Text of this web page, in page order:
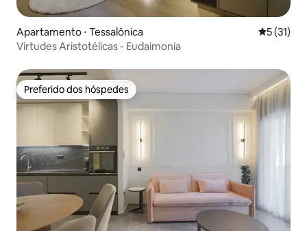
Apartamento ⋅ Tessalônica 5 de uma
5 (31)
Virtudes Aristotélicas - Eudaimonia
Preferido dos hóspedes
Preferido dos hóspedes